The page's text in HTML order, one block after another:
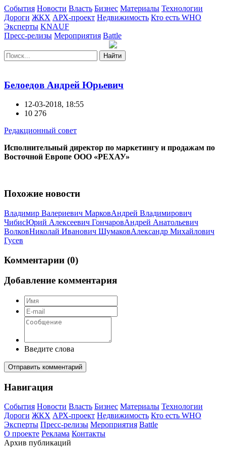
События Новости Власть Бизнес Материалы Технологии
Дороги ЖКХ АРХ-проект Недвижимость Кто есть WHO
Эксперты KNAUF
Пресс-релизы Мероприятия Battle
Найти
Белоедов Андрей Юрьевич
12-03-2018, 18:55
10 276
Редакционный совет
Исполнительный директор по маркетингу и продажам по
Восточной Европе ООО «РЕХАУ»
Похожие новости
Владимир Валериевич МарковАндрей Владимирович
ЧибисЮрий Алексеевич ГончаровАндрей Анатольевич
ВолковНиколай Иванович ШумаковАлександр Михайлович
Гусев
Комментарии (0)
Добавление комментария
Введите слова
Отправить комментарий
Навигация
События Новости Власть Бизнес Материалы Технологии
Дороги ЖКХ АРХ-проект Недвижимость Кто есть WHO
Эксперты Пресс-релизы Мероприятия Battle
О проекте Реклама Контакты
Архив публикаций